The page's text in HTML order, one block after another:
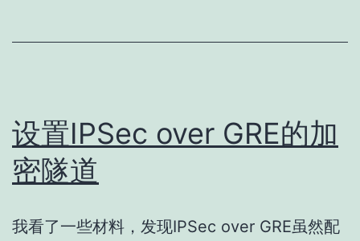
设置IPSec over GRE的加
密隧道
我看了一些材料，发现IPSec over GRE虽然配